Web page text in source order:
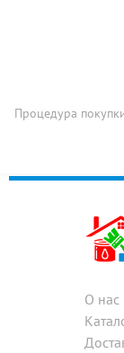
Процедура
О нас